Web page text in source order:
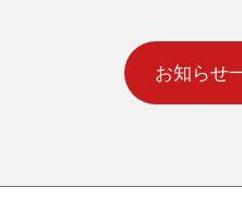
お知らせ